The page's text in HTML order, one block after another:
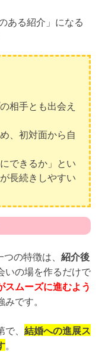
ある紹介」になる
相手とも出会え
、初対面から自
できるか」とい
長続きしやすい
の特徴は、 紹介後
いの場を作るだけで
スムーズに進むよう
です。
、 結婚への進展ス